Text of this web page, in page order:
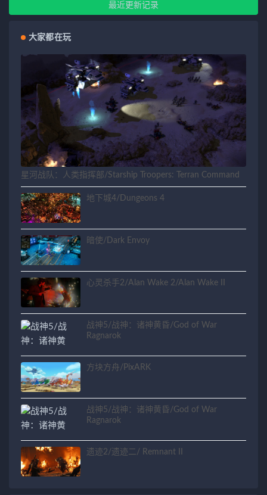
最近更新记录
大家都在玩
星河战队：人类指挥部/Starship Troopers: Terran Command
地下城4/Dungeons 4
暗使/Dark Envoy
心灵杀手2/Alan Wake 2/Alan Wake II
战神5/战神：诸神黄昏/God of War
Ragnarok
方块方舟/PixARK
战神5/战神：诸神黄昏/God of War
Ragnarok
遗迹2/遗迹二/ Remnant II